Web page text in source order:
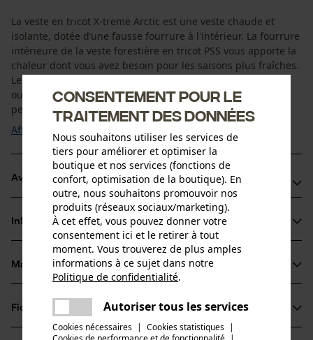
La veste en tricot X-treme Arctic est une veste chaude et
isolante, dotée d’une fausse fourrure à l'intérieur. La fourrure
intérieure de la veste forestière en tricot PSS vous apporte la
chaleur dont vous avez besoin pour les saisons plus fraîches.
Le tissu extérieur tricoté lui confère un design moderne. En
outre, l'air piégé dans le tricot exerce un effet isolant,
pendant que ...
Afficher plus
Avantages du produit
Veste de PSS bien chaude avec un tricot offrant une bonne
isolation
Respirance naturelle
Veste en tricot PSS avec un bon système d'aération sous
les bras
Informations sur le produit
Détails du produit
Type de manche
manches longues
Matériau & entretien
Matériau
Fiches techniques
Fiche de données de sécurité du produit (PDF)
Consentement pour le
traitement des données
Nous souhaitons utiliser les services de
tiers pour améliorer et optimiser la
boutique et nos services (fonctions de
confort, optimisation de la boutique). En
outre, nous souhaitons promouvoir nos
produits (réseaux sociaux/marketing).
À cet effet, vous pouvez donner votre
consentement ici et le retirer à tout
moment. Vous trouverez de plus amples
informations à ce sujet dans notre
Politique de confidentialité.
Autoriser tous les services
Cookies nécessaires | Cookies statistiques |
Une erreur s'est produite. Veuillez
essayer encore.
partager
partager